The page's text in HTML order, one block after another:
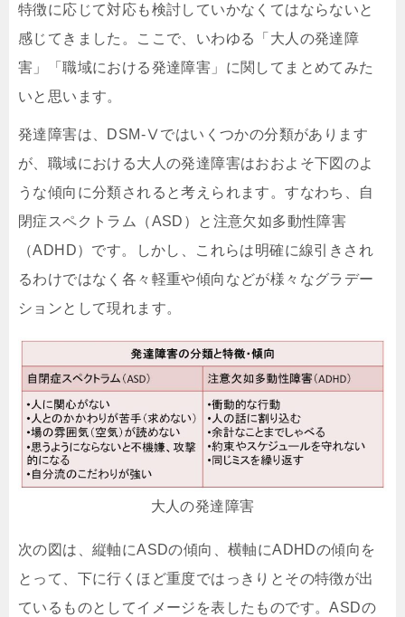
特徴に応じて対応も検討していかなくてはならないと
感じてきました。ここで、いわゆる「大人の発達障
害」「職域における発達障害」に関してまとめてみた
いと思います。
発達障害は、DSM-Ⅴではいくつかの分類があります
が、職域における大人の発達障害はおおよそ下図のよ
うな傾向に分類されると考えられます。すなわち、自
閉症スペクトラム（ASD）と注意欠如多動性障害
（ADHD）です。しかし、これらは明確に線引きされ
るわけではなく各々軽重や傾向などが様々なグラデー
ションとして現れます。
大人の発達障害
次の図は、縦軸にASDの傾向、横軸にADHDの傾向を
とって、下に行くほど重度ではっきりとその特徴が出
ているものとしてイメージを表したものです。ASDの